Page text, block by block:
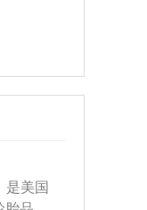
是美国